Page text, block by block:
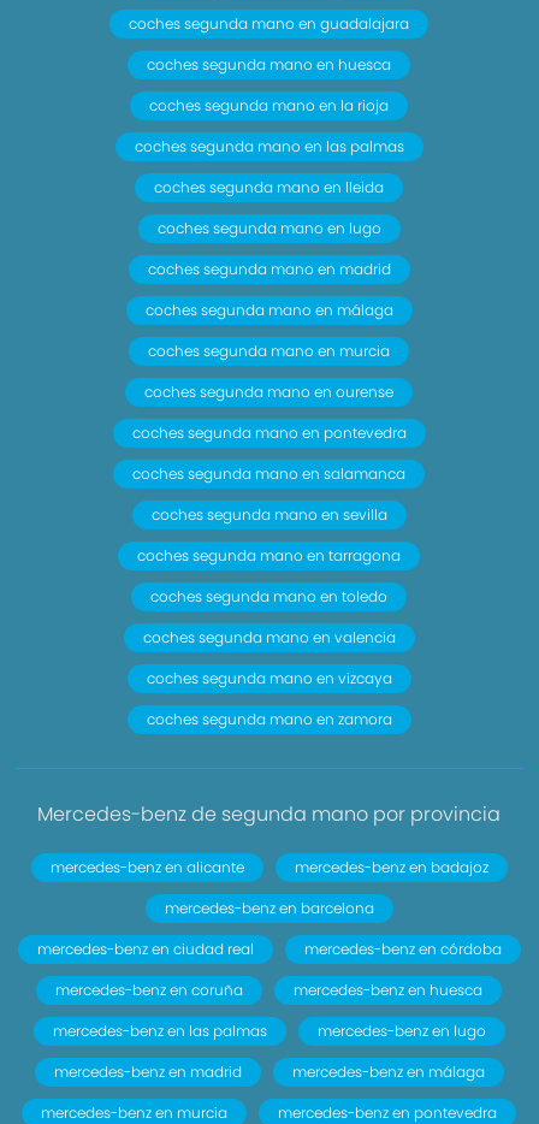
coches segunda mano en guadalajara
coches segunda mano en huesca
coches segunda mano en la rioja
coches segunda mano en las palmas
coches segunda mano en lleida
coches segunda mano en lugo
coches segunda mano en madrid
coches segunda mano en málaga
coches segunda mano en murcia
coches segunda mano en ourense
coches segunda mano en pontevedra
coches segunda mano en salamanca
coches segunda mano en sevilla
coches segunda mano en tarragona
coches segunda mano en toledo
coches segunda mano en valencia
coches segunda mano en vizcaya
coches segunda mano en zamora
Mercedes-benz de segunda mano por provincia
mercedes-benz en alicante
mercedes-benz en badajoz
mercedes-benz en barcelona
mercedes-benz en ciudad real
mercedes-benz en córdoba
mercedes-benz en coruña
mercedes-benz en huesca
mercedes-benz en las palmas
mercedes-benz en lugo
mercedes-benz en madrid
mercedes-benz en málaga
mercedes-benz en murcia
mercedes-benz en pontevedra